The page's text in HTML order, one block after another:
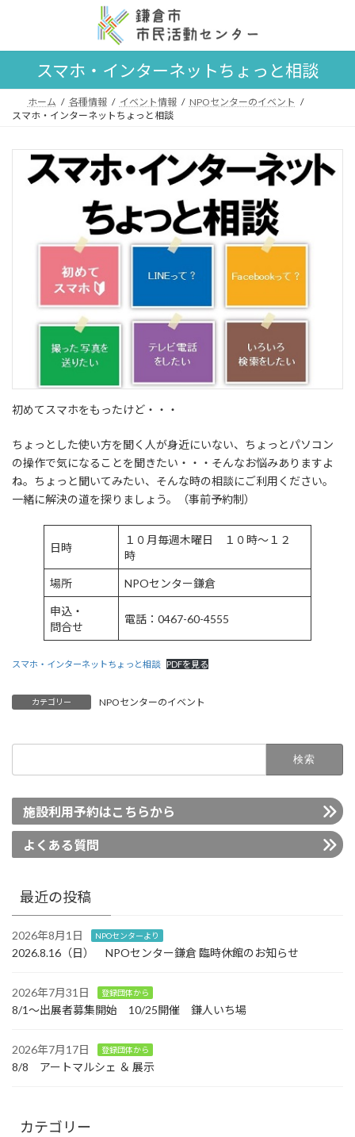
ン
へ
ー
ョ
スマホ・インターネットちょっと相談
ホーム 各種情報 イベント情報
NPOセンターのイベント
スマホ・インターネットちょっと相談
初めてスマホをもったけど・・・
ちょっとした使い方を聞く人が身近にいない、ちょっとパソコン
の操作で気になることを聞きたい・・・そんなお悩みありますよ
ね。ちょっと聞いてみたい、そんな時の相談にご利用ください。
一緒に解決の道を探りましょう。（事前予約制）
日時
１０月毎週木曜日 １０時～１２
時
場所 NPOセンター鎌倉
申込・
問合せ
電話：0467-60-4555
スマホ・インターネットちょっと相談 PDFを見る
カテゴリー NPOセンターのイベント
施設利用予約はこちらから
よくある質問
最近の投稿
2026年8月1日 NPOセンターより
2026.8.16（日） NPOセンター鎌倉 臨時休館のお知らせ
2026年7月31日 登録団体から
8/1～出展者募集開始 10/25開催 鎌人いち場
2026年7月17日 登録団体から
8/8 アートマルシェ ＆ 展示
カテゴリー